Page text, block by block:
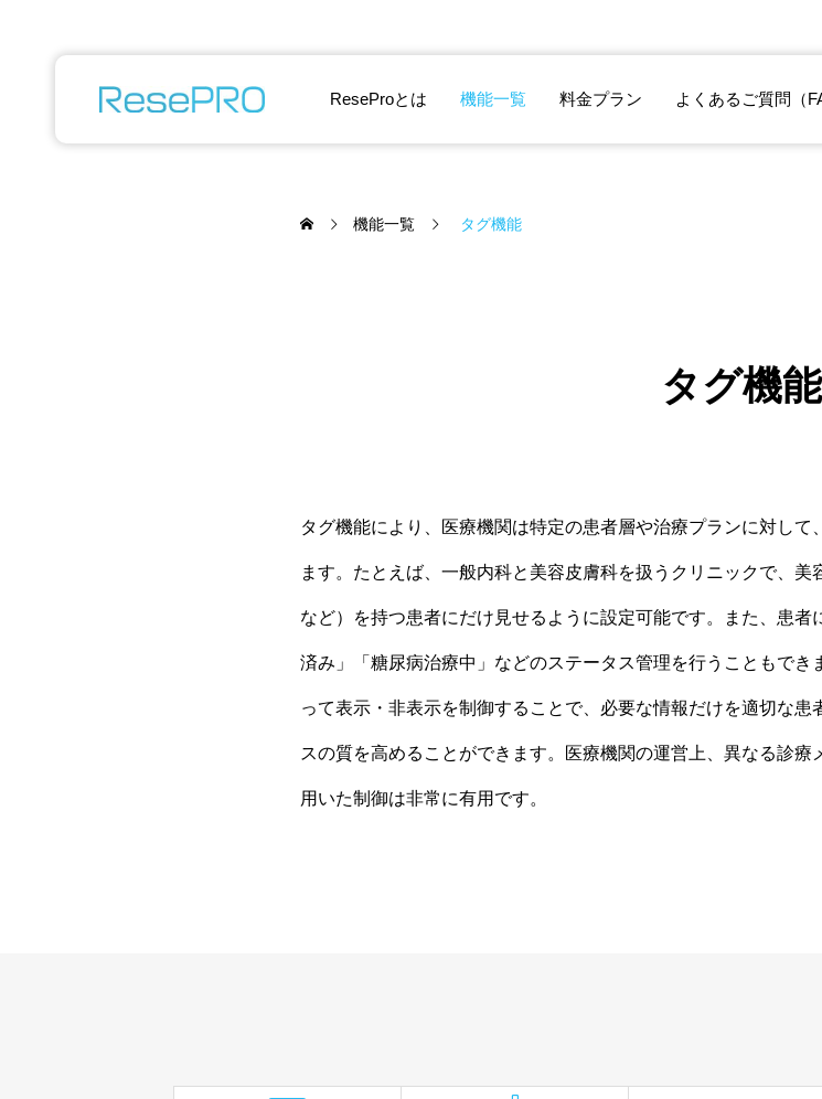
ReseProとは 機能一覧 料金プラン よくあるご質問（
機能一覧 タグ機能
タグ機能
タグ機能により、医療機関は特定の患者層や治療プランに対し
ます。たとえば、一般内科と美容皮膚科を扱うクリニックで、美
など）を持つ患者にだけ見せるように設定可能です。また、患
済み」「糖尿病治療中」などのステータス管理を行うこともで
って表示・非表示を制御することで、必要な情報だけを適切な
スの質を高めることができます。医療機関の運営上、異なる診
用いた制御は非常に有用です。